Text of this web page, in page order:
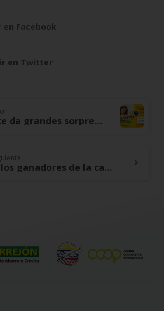
Facebook
en Twitter
El ahorro te da grandes sorpresas en Cootracerrejón
Conoce los ganadores de la campaña «Vive el ahorratón en Cootracerrejón»